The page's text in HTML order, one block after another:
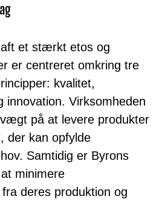
et stærkt etos og
er centreret omkring tre
kvalitet,
innovation. Virksomheden
på at levere produkter
der kan opfylde
Samtidig er Byrons
minimere
deres produktion og